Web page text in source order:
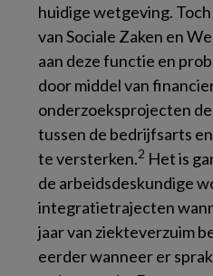
huidige wetgeving.
van Sociale Zaken en
aan deze functie en
door middel van
onderzoeksprojecten
tussen de bedrijfsarts
te versterken.2 Het is
de arbeidsdeskundige
integratietrajecten
jaar van ziekteverzuim
eerder wanneer er